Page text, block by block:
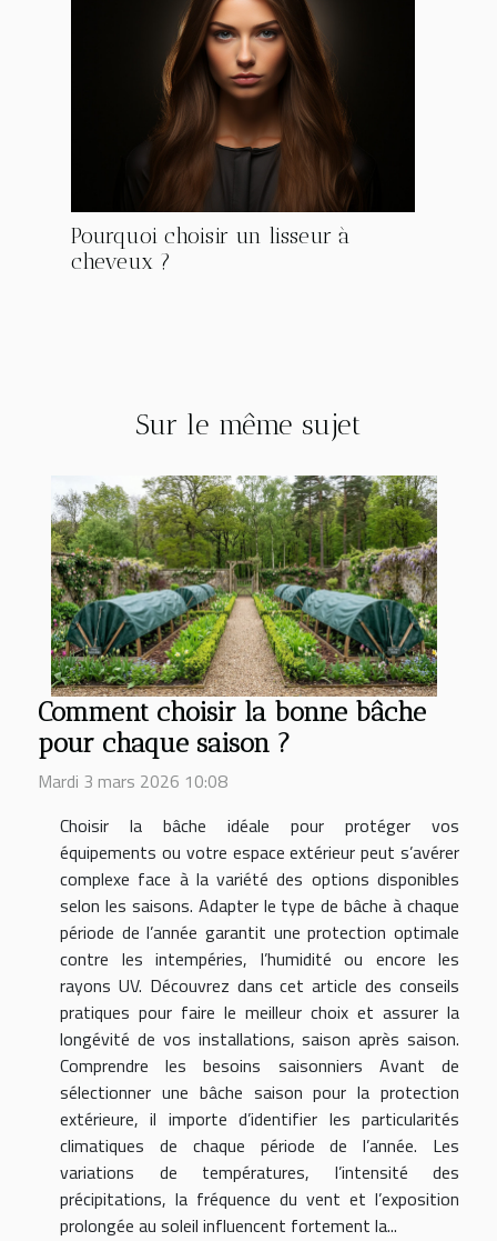
Pourquoi choisir un lisseur à
cheveux ?
Sur le même sujet
Comment choisir la bonne bâche
pour chaque saison ?
Mardi 3 mars 2026 10:08
Choisir la bâche idéale pour protéger vos
équipements ou votre espace extérieur peut s’avérer
complexe face à la variété des options disponibles
selon les saisons. Adapter le type de bâche à chaque
période de l’année garantit une protection optimale
contre les intempéries, l’humidité ou encore les
rayons UV. Découvrez dans cet article des conseils
pratiques pour faire le meilleur choix et assurer la
longévité de vos installations, saison après saison.
Comprendre les besoins saisonniers Avant de
sélectionner une bâche saison pour la protection
extérieure, il importe d’identifier les particularités
climatiques de chaque période de l’année. Les
variations de températures, l’intensité des
précipitations, la fréquence du vent et l’exposition
prolongée au soleil influencent fortement la...